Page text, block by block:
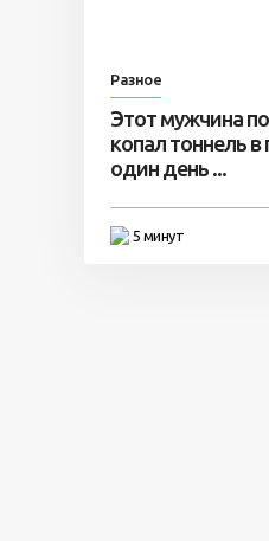
Разное
Этот мужчина
копал тоннель в
один день ...
5 минут